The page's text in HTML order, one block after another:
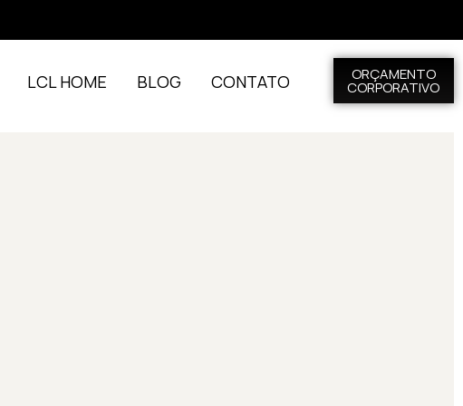
LCL HOME BLOG CONTATO ORÇAMENTO
CORPORATIVO